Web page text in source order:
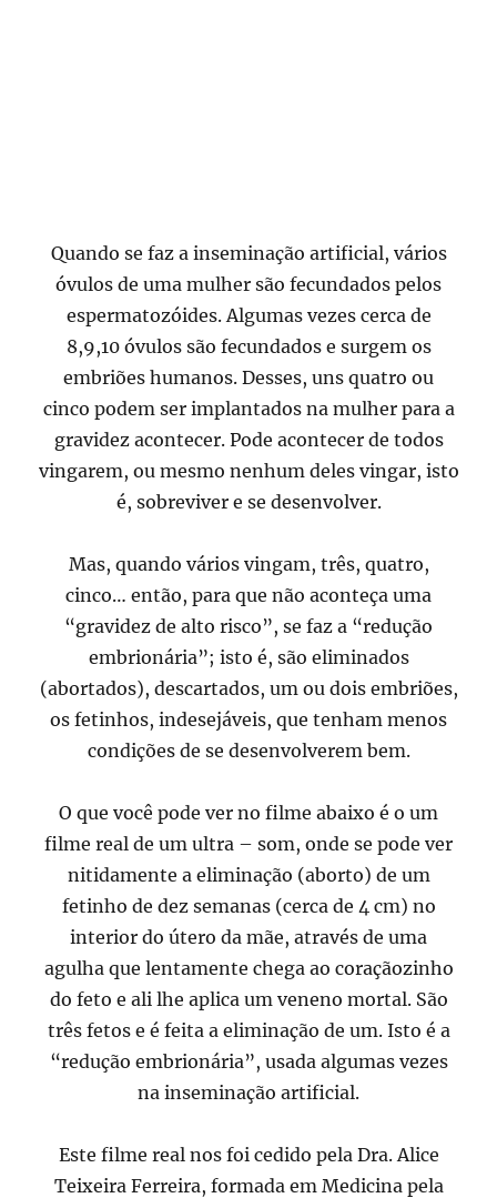
Quando se faz a inseminação artificial, vários
óvulos de uma mulher são fecundados pelos
espermatozóides. Algumas vezes cerca de
8,9,10 óvulos são fecundados e surgem os
embriões humanos. Desses, uns quatro ou
cinco podem ser implantados na mulher para a
gravidez acontecer. Pode acontecer de todos
vingarem, ou mesmo nenhum deles vingar, isto
é, sobreviver e se desenvolver.
Mas, quando vários vingam, três, quatro,
cinco… então, para que não aconteça uma
“gravidez de alto risco”, se faz a “redução
embrionária”; isto é, são eliminados
(abortados), descartados, um ou dois embriões,
os fetinhos, indesejáveis, que tenham menos
condições de se desenvolverem bem.
O que você pode ver no filme abaixo é o um
filme real de um ultra – som, onde se pode ver
nitidamente a eliminação (aborto) de um
fetinho de dez semanas (cerca de 4 cm) no
interior do útero da mãe, através de uma
agulha que lentamente chega ao coraçãozinho
do feto e ali lhe aplica um veneno mortal. São
três fetos e é feita a eliminação de um. Isto é a
“redução embrionária”, usada algumas vezes
na inseminação artificial.
Este filme real nos foi cedido pela Dra. Alice
Teixeira Ferreira, formada em Medicina pela